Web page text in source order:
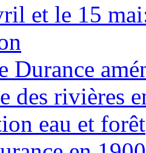
et le 15
Durance
des rivières
eau et forêt